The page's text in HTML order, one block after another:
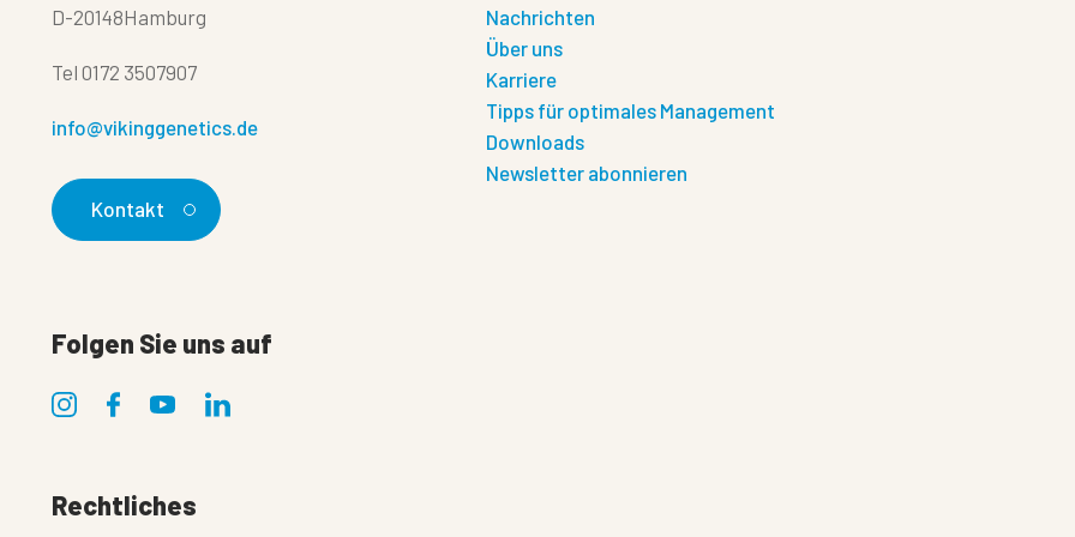
D-20148Hamburg
Tel 0172 3507907
info@vikinggenetics.de
Kontakt
Nachrichten
Über uns
Karriere
Tipps für optimales Management
Downloads
Newsletter abonnieren
Folgen Sie uns auf
Rechtliches